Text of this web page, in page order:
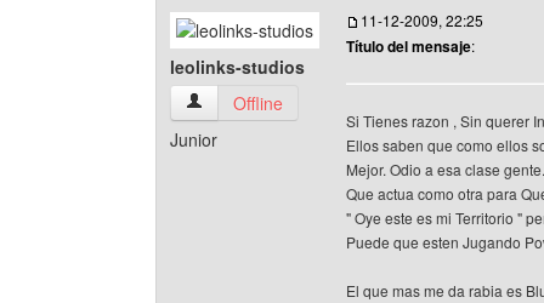
leolinks-studios
leolinks-studios Ver perfil del usuario
Offline
Junior
11-12-2009, 22:25
Título del mensaje:
Si Tienes razon , Sin querer
Ellos saben que como ellos
Mejor. Odio a esa clase gente.
Que actua como otra para
" Oye este es mi Territorio "
Puede que esten Jugando
El que mas me da rabia es